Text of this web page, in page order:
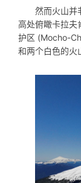
然而火山并
高处俯瞰卡拉
护区 (Mocho-
和两个白色的火